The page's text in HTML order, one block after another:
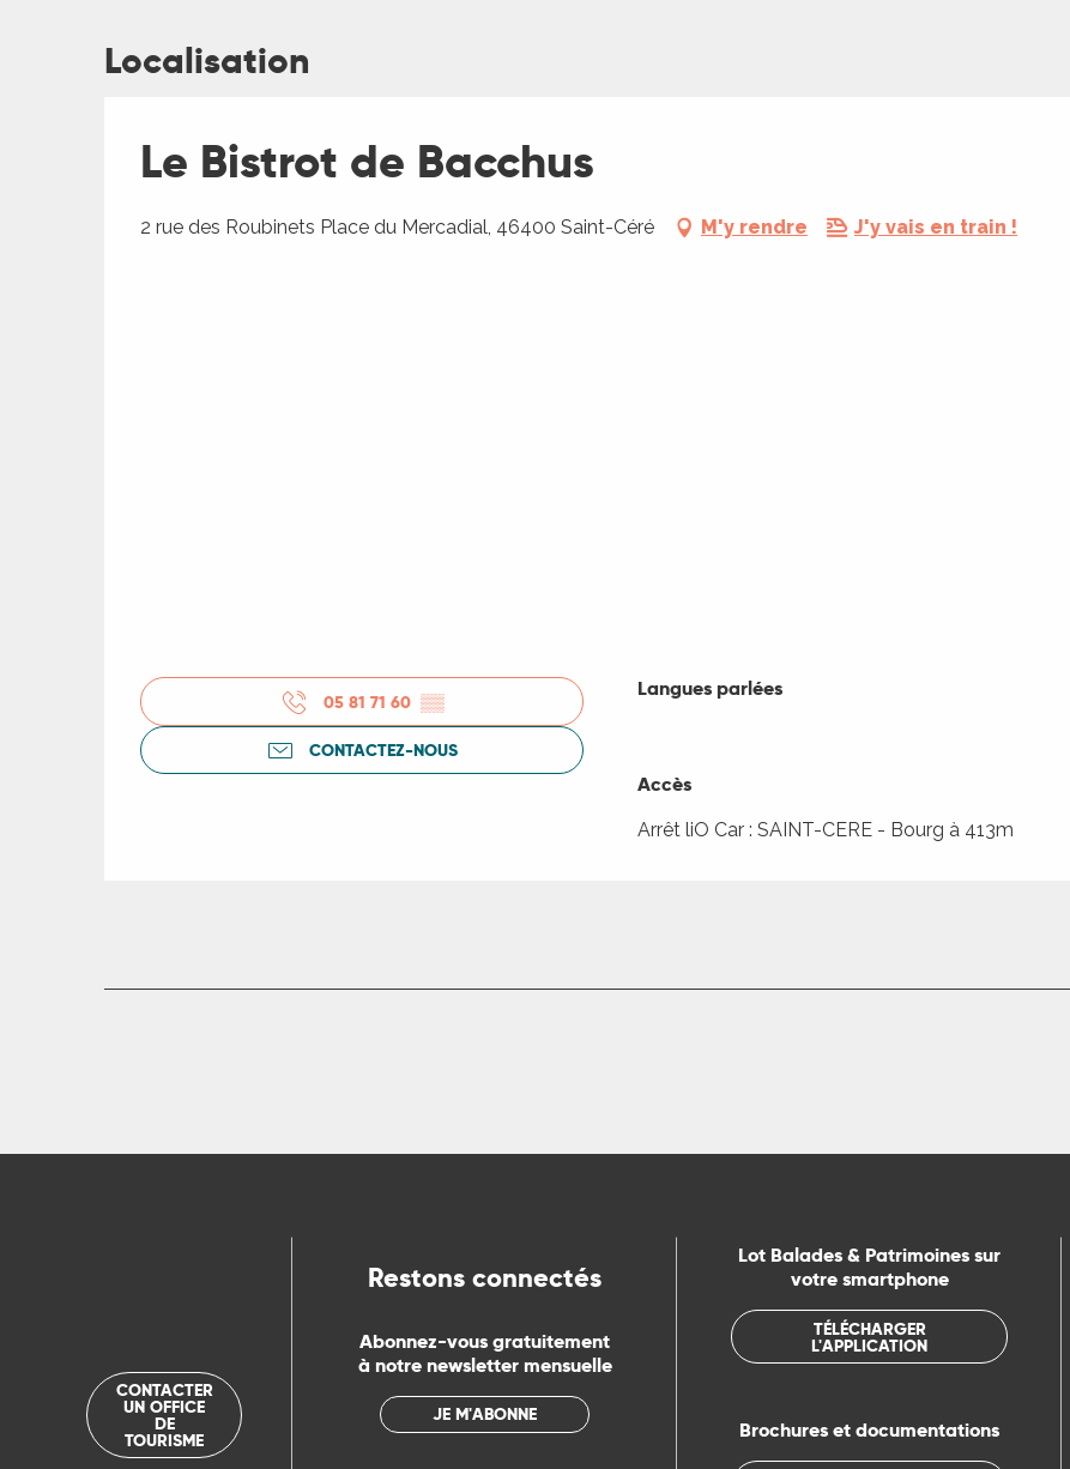
Localisation
Le Bistrot de Bacchus
2 rue des Roubinets Place du Mercadial, 46400 Saint-Céré M'y rendre J'y vais en train !
05 81 71 60 ▒▒
CONTACTEZ-NOUS
Langues parlées
Langues parlées
Accès
Accès
Arrêt liO Car : SAINT-CERE - Bourg à 413m
CONTACTER
UN OFFICE
DE
TOURISME
Restons connectés
Abonnez-vous gratuitement
à notre newsletter mensuelle
JE M'ABONNE
Lot Balades & Patrimoines sur
votre smartphone
TÉLÉCHARGER
L'APPLICATION
Brochures et documentations